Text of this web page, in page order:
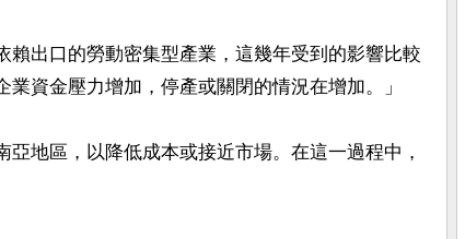
賴出口的勞動密集型產業，這幾年受到的影響比較
資金壓力增加，停產或關閉的情況在增加。」
地區，以降低成本或接近市場。在這一過程中，